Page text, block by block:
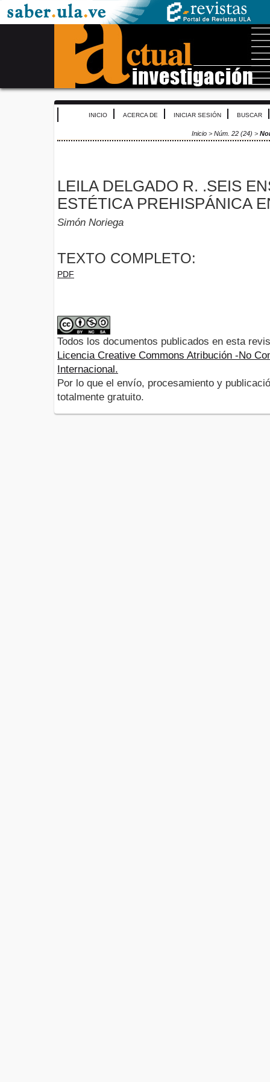
INICIO ACERCA DE INICIAR SESIÓN BUSCAR
Inicio > Núm. 22 (24) >
LEILA DELGADO R. .SEIS
ESTÉTICA PREHISPÁNICA
Simón Noriega
TEXTO COMPLETO:
PDF
Todos los documentos publicados en esta
Licencia Creative Commons Atribución -No
Internacional.
Por lo que el envío, procesamiento y
totalmente gratuito.